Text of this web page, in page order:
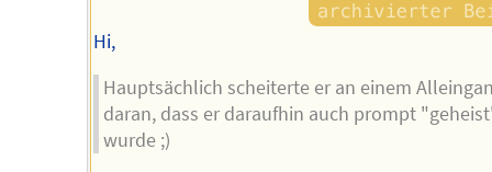
Hi,
Hauptsächlich scheiterte er an einem
daran, dass er daraufhin auch prompt
wurde ;)